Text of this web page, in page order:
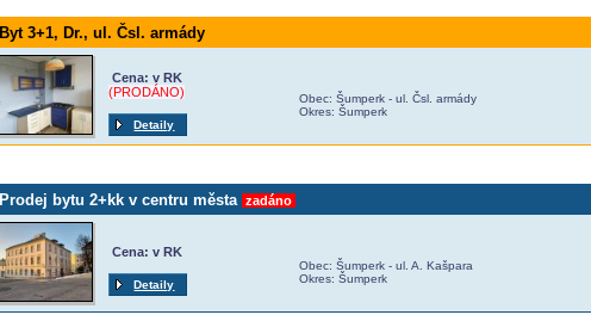
Byt 3+1, Dr., ul. Čsl. armády
Cena: v RK
(PRODÁNO)
Detaily
Obec: Šumperk - ul. Čsl. armády
Okres: Šumperk
Prodej bytu 2+kk v centru města zadáno
Cena: v RK
Detaily
Obec: Šumperk - ul. A. Kašpara
Okres: Šumperk